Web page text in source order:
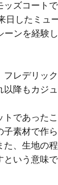
ズコート
したミュ
ンを経験
レデリッ
降もカジ
であった
素材で作
、生地の
いう意味